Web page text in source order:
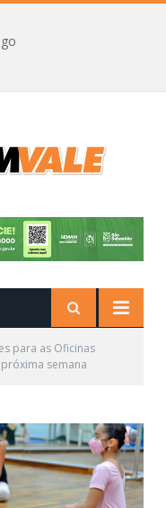
para as Oficinas
semana